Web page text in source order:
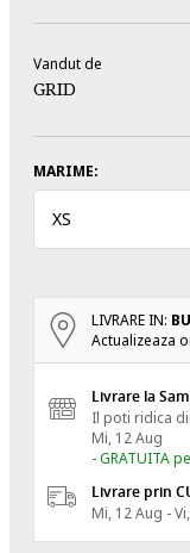
Vandut de
GRID
MARIME:
XS
LIVRARE IN:
Actualizeaza
Livrare la
Il poti ridica
Mi, 12 Aug
- GRATUITA
Livrare prin
Mi, 12 Aug -